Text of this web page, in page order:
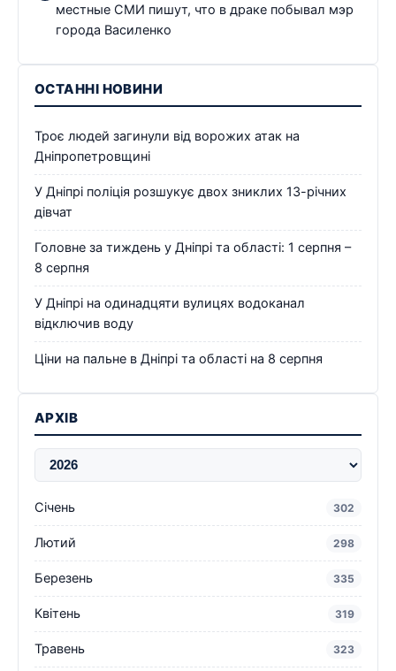
местные СМИ пишут, что в драке побывал мэр
города Василенко
ОСТАННІ НОВИНИ
Троє людей загинули від ворожих атак на
Дніпропетровщині
У Дніпрі поліція розшукує двох зниклих 13-річних
дівчат
Головне за тиждень у Дніпрі та області: 1 серпня –
8 серпня
У Дніпрі на одинадцяти вулицях водоканал
відключив воду
Ціни на пальне в Дніпрі та області на 8 серпня
АРХІВ
Січень 302
Лютий 298
Березень 335
Квітень 319
Травень 323